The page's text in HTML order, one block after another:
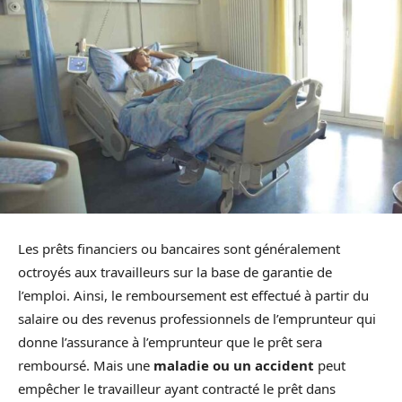
Les prêts financiers ou bancaires sont généralement
octroyés aux travailleurs sur la base de garantie de
l’emploi. Ainsi, le remboursement est effectué à partir du
salaire ou des revenus professionnels de l’emprunteur qui
donne l’assurance à l’emprunteur que le prêt sera
remboursé. Mais une maladie ou un accident peut
empêcher le travailleur ayant contracté le prêt dans